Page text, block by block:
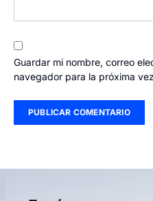
Guardar mi nombre, correo
navegador para la próxima